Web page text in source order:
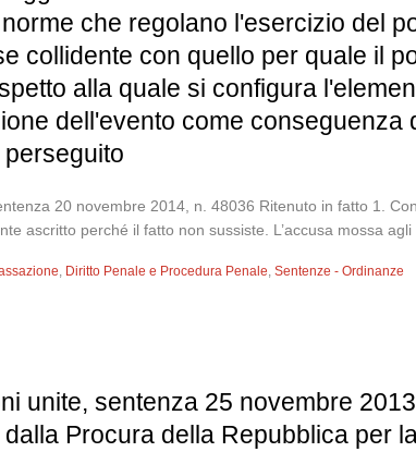
che regolano l'esercizio del
collidente con quello per quale il
alla quale si configura
dell'evento come
20 novembre 2014, n. 48036 Ritenuto in fatto 1.
ascritto perché il fatto non sussiste. L’accusa mossa
, Diritto Penale e Procedura Penale,Sentenze - Ordinanze
unite, sentenza 25 novembre
Procura della Repubblica per